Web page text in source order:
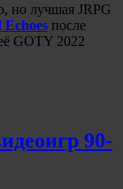
но лучшая JRPG
Echoes после
GOTY 2022
90-